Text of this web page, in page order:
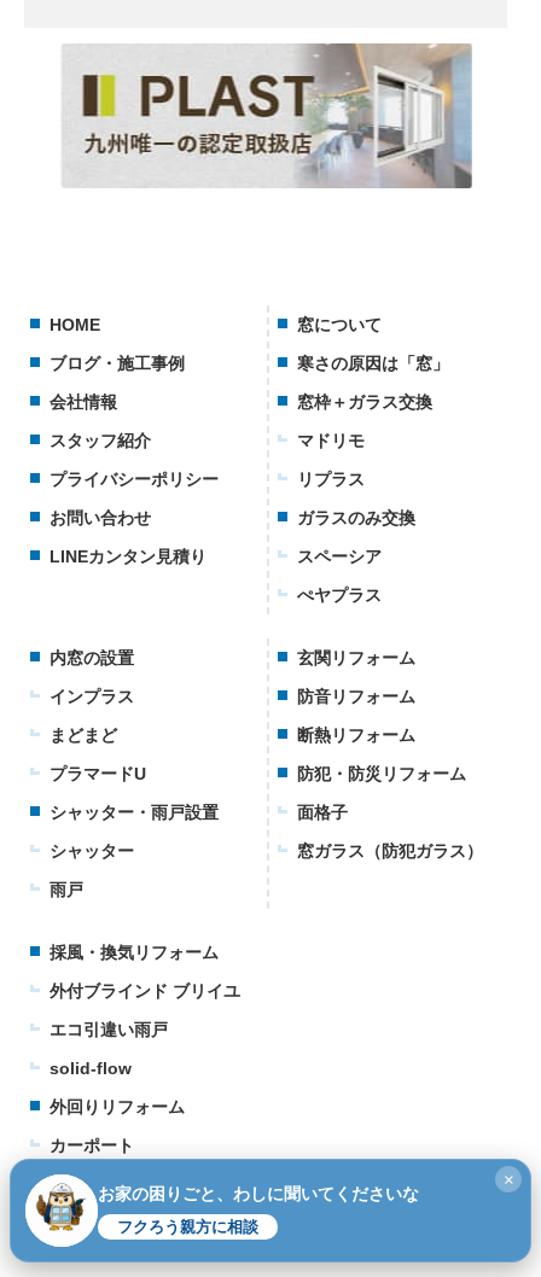
HOME
ブログ・施工事例
会社情報
スタッフ紹介
プライバシーポリシー
お問い合わせ
LINEカンタン見積り
窓について
寒さの原因は「窓」
窓枠＋ガラス交換
マドリモ
リプラス
ガラスのみ交換
スペーシア
ぺヤプラス
内窓の設置
インプラス
まどまど
プラマードU
シャッター・雨戸設置
シャッター
雨戸
玄関リフォーム
防音リフォーム
断熱リフォーム
防犯・防災リフォーム
面格子
窓ガラス（防犯ガラス）
採風・換気リフォーム
外付ブラインド ブリイユ
エコ引違い雨戸
solid-flow
外回りリフォーム
カーポート
ウッドデッキ
テラス
お家の困りごと、わしに聞いてくださいな
フクろう親方に相談
×